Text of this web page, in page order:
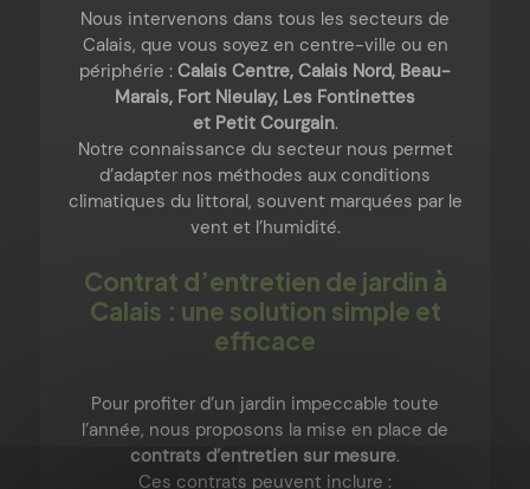
Nous intervenons dans tous les secteurs de
Calais, que vous soyez en centre-ville ou en
périphérie : Calais Centre, Calais Nord, Beau-
Marais, Fort Nieulay, Les Fontinettes
et Petit Courgain.
Notre connaissance du secteur nous permet
d’adapter nos méthodes aux conditions
climatiques du littoral, souvent marquées par le
vent et l’humidité.
Contrat d’entretien de jardin à
Calais : une solution simple et
efficace
Pour profiter d’un jardin impeccable toute
l’année, nous proposons la mise en place de
contrats d’entretien sur mesure.
Ces contrats peuvent inclure :